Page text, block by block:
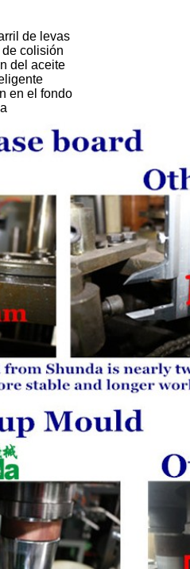
de levas
colisión
del aceite
en el fondo